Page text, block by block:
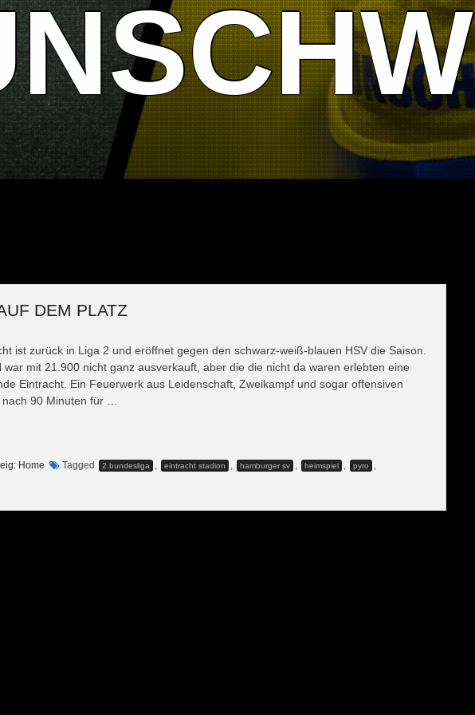
DEM PLATZ
ist zurück in Liga 2 und eröffnet gegen den schwarz-weiß-blauen HSV die Saison.
war mit 21.900 nicht ganz ausverkauft, aber die die nicht da waren erlebten eine
Eintracht. Ein Feuerwerk aus Leidenschaft, Zweikampf und sogar offensiven
90 Minuten für …
Home Tagged 2.bundesliga , eintracht stadion , hamburger sv , heimspiel , pyro ,